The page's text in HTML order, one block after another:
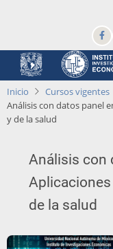
principal
Inicio
Cursos vigentes
Análisis con datos panel
y de la salud
Análisis con
de la salud